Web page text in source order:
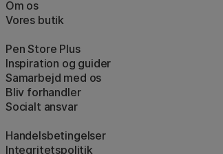
Om os
Vores butik
Pen Store Plus
Inspiration og guider
Samarbejd med os
Bliv forhandler
Socialt ansvar
Handelsbetingelser
Integritetspolitik